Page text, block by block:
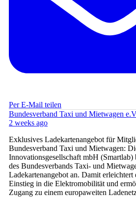
Per E-Mail teilen
Bundesverband Taxi und Mietwagen
2 weeks ago
Exklusives Ladekartenangebot für
Bundesverband Taxi und Mietwagen:
Innovationsgesellschaft mbH
des Bundesverbands Taxi- und
Ladekartenangebot an. Damit erleichtert
Einstieg in die Elektromobilität und
Zugang zu einem europaweiten